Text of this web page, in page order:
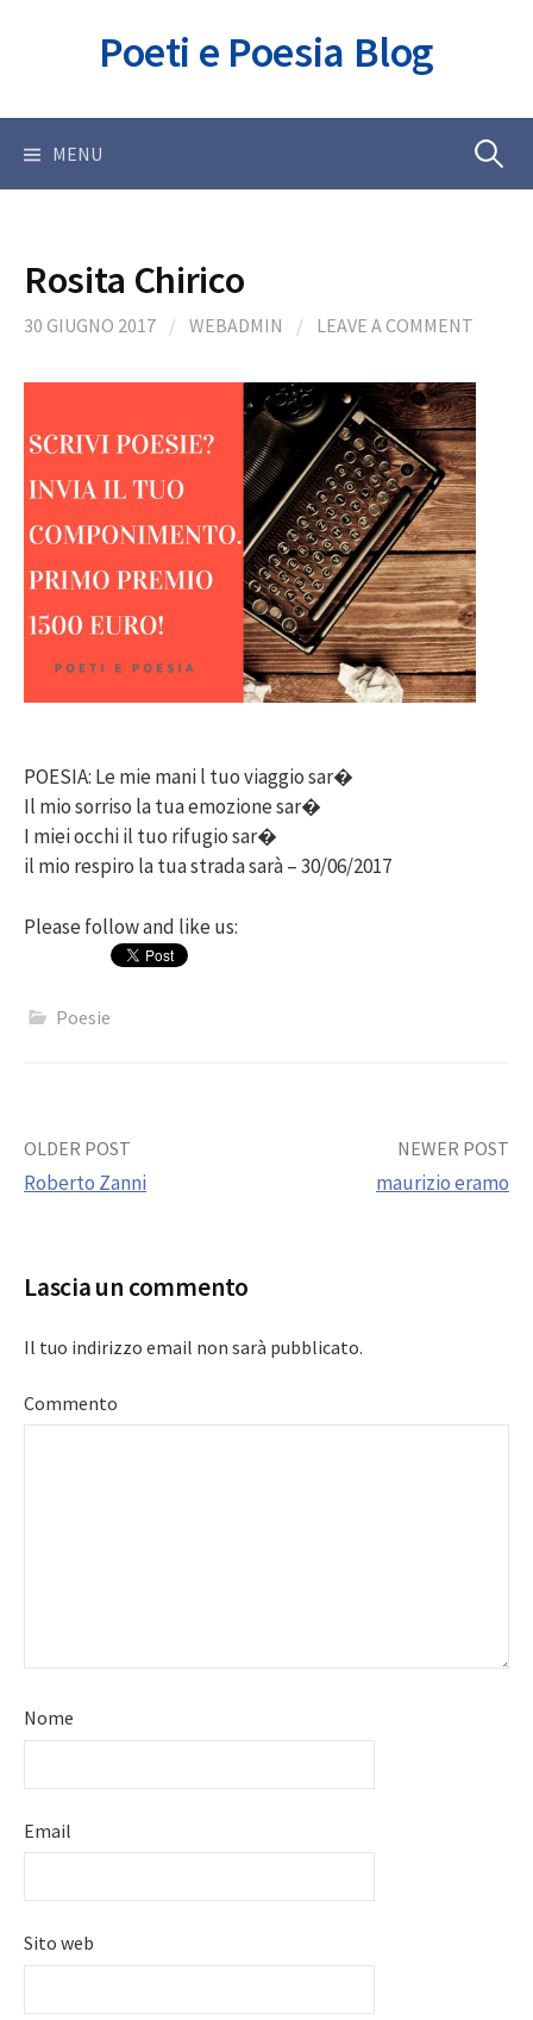
Poeti e Poesia Blog
MENU Ricerca
Rosita Chirico
30 GIUGNO 2017 / WEBADMIN / LEAVE A COMMENT
POESIA: Le mie mani l tuo viaggio sar�
Il mio sorriso la tua emozione sar�
I miei occhi il tuo rifugio sar�
il mio respiro la tua strada sarà – 30/06/2017
Please follow and like us:
Poesie
Post
OLDER POST
Roberto Zanni
NEWER POST
maurizio eramo
Lascia un commento
Il tuo indirizzo email non sarà pubblicato.
Commento
Nome
Email
Sito web